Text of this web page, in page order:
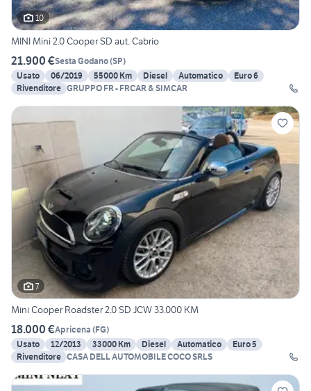
10
MINI Mini 2.0 Cooper SD aut. Cabrio
21.900 €Sesta Godano(SP)
Usato
06/2019 55000 Km Diesel Automatico
Euro 6
Rivenditore GRUPPO FR - FRCAR & SIMCAR
7
Mini Cooper Roadster 2.0 SD JCW 33.000 KM
18.000 €Apricena (FG)
Usato
12/2013 33000 Km Diesel Automatico
Euro 5
Rivenditore CASA DELL AUTOMOBILE COCO SRLS